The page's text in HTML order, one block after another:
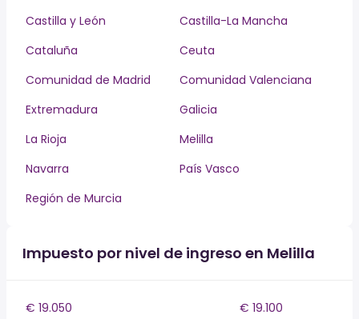
Castilla y León
Castilla-La Mancha
Cataluña
Ceuta
Comunidad de Madrid
Comunidad Valenciana
Extremadura
Galicia
La Rioja
Melilla
Navarra
País Vasco
Región de Murcia
Impuesto por nivel de ingreso en Melilla
€ 19.050
€ 19.100